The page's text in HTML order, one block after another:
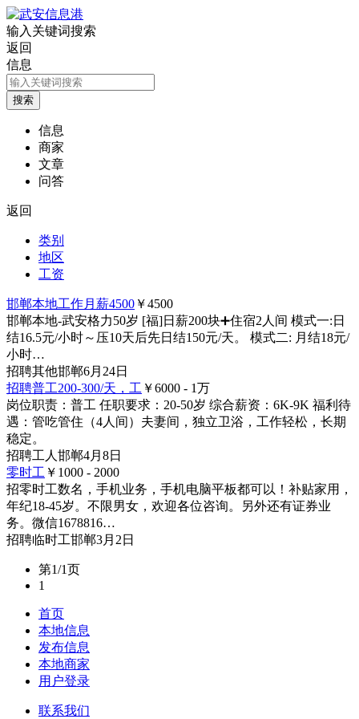
输入关键词搜索
返回
信息
信息
商家
文章
问答
返回
类别
地区
工资
邯郸本地工作月薪4500 ￥4500
邯郸本地-武安格力50岁 [福]日薪200块➕住宿2人间 模式一:日
结16.5元/小时～压10天后先日结150元/天。 模式二: 月结18元/
小时…
招聘其他邯郸6月24日
招聘普工200-300/天，工 ￥6000 - 1万
岗位职责：普工 任职要求：20-50岁 综合薪资：6K-9K 福利待
遇：管吃管住（4人间）夫妻间，独立卫浴，工作轻松，长期
稳定。
招聘工人 邯郸4月8日
零时工 ￥1000 - 2000
招零时工数名，手机业务，手机电脑平板都可以！补贴家用，
年纪18-45岁。不限男女，欢迎各位咨询。另外还有证券业
务。微信1678816…
招聘临时工邯郸3月2日
第1/1页
1
首页
本地信息
发布信息
本地商家
用户登录
联系我们